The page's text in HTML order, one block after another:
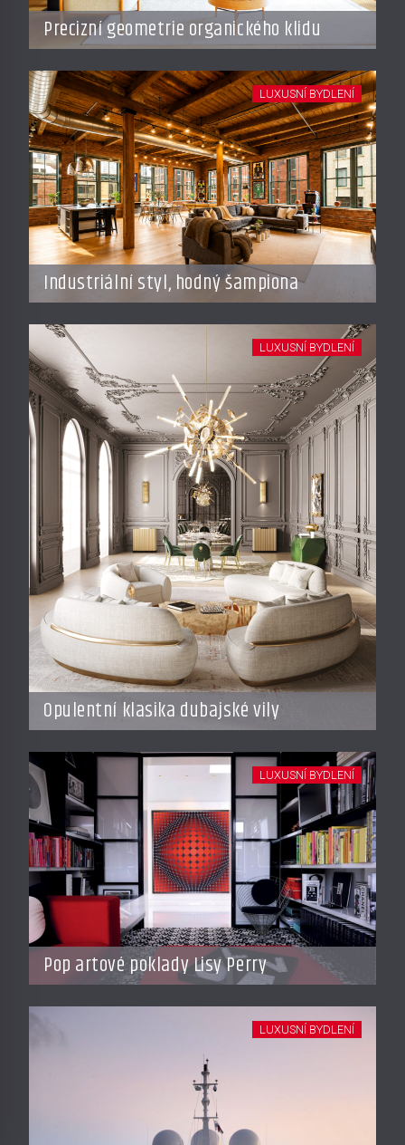
Precizní geometrie organického klidu
Industriální styl, hodný šampiona
LUXUSNÍ BYDLENÍ
Opulentní klasika dubajské vily
LUXUSNÍ BYDLENÍ
Pop artové poklady Lisy Perry
LUXUSNÍ BYDLENÍ
LUXUSNÍ BYDLENÍ